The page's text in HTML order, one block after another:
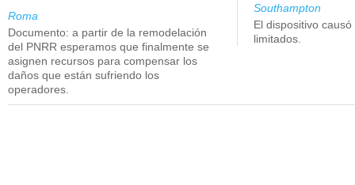
Roma
Documento: a partir de la remodelación
del PNRR esperamos que finalmente se
asignen recursos para compensar los
daños que están sufriendo los
operadores.
Southampton
El dispositivo
limitados.